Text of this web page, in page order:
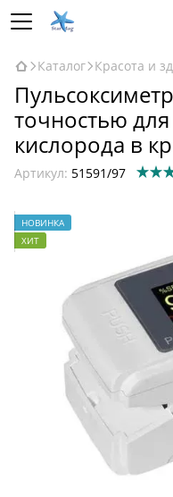
Каталог Красота и
точностью
кислорода в
Артикул: 51591/97
НОВИНКА
ХИТ